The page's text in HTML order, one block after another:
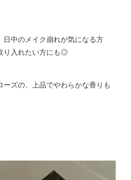
中のメイク崩れが気になる方
り入れたい方にも◎
ズの、上品でやわらかな香りも